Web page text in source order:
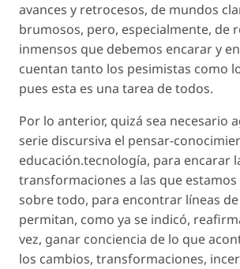
avances y retrocesos, de mundos
brumosos, pero, especialmente, de
inmensos que debemos encarar y
cuentan tanto los pesimistas como
pues esta es una tarea de todos.
Por lo anterior, quizá sea necesario
serie discursiva el pensar-
educación.tecnología, para encarar
transformaciones a las que estamos
sobre todo, para encontrar líneas
permitan, como ya se indicó,
vez, ganar conciencia de lo que
los cambios, transformaciones,